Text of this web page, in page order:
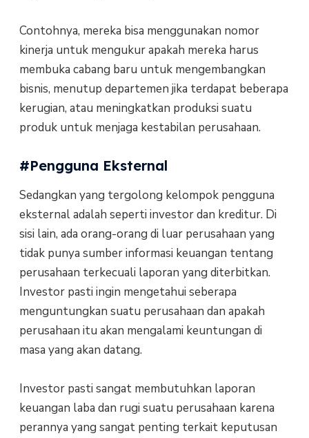
Contohnya, mereka bisa menggunakan nomor
kinerja untuk mengukur apakah mereka harus
membuka cabang baru untuk mengembangkan
bisnis, menutup departemen jika terdapat beberapa
kerugian, atau meningkatkan produksi suatu
produk untuk menjaga kestabilan perusahaan.
#Pengguna Eksternal
Sedangkan yang tergolong kelompok pengguna
eksternal adalah seperti investor dan kreditur. Di
sisi lain, ada orang-orang di luar perusahaan yang
tidak punya sumber informasi keuangan tentang
perusahaan terkecuali laporan yang diterbitkan.
Investor pasti ingin mengetahui seberapa
menguntungkan suatu perusahaan dan apakah
perusahaan itu akan mengalami keuntungan di
masa yang akan datang.
Investor pasti sangat membutuhkan laporan
keuangan laba dan rugi suatu perusahaan karena
perannya yang sangat penting terkait keputusan